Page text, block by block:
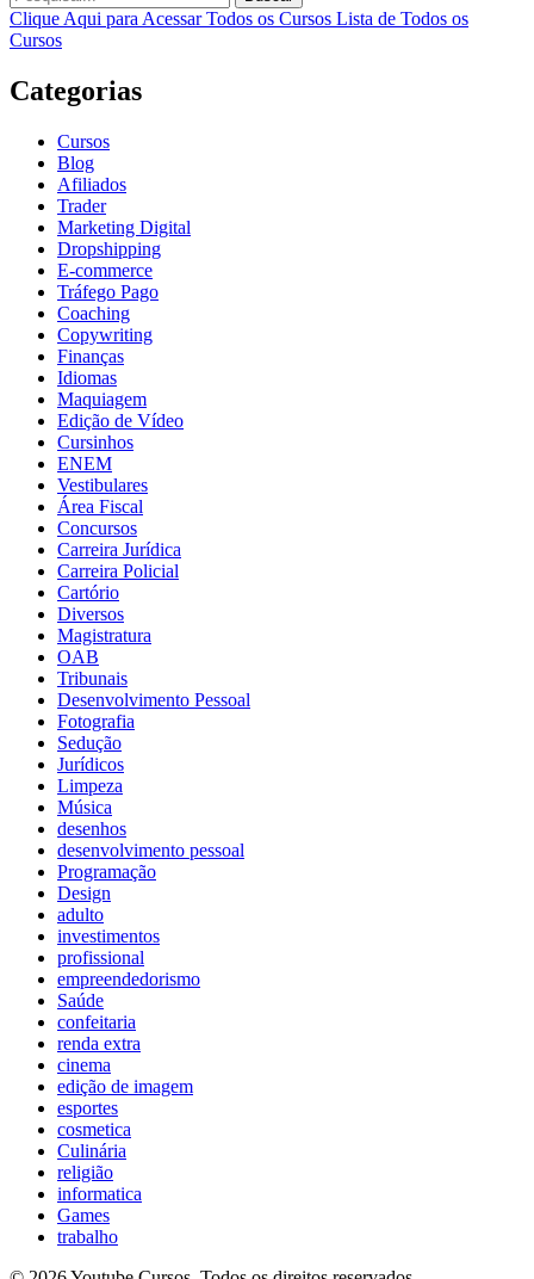
Clique Aqui para Acessar Todos os Cursos Lista de Todos os
Cursos
Categorias
Cursos
Blog
Afiliados
Trader
Marketing Digital
Dropshipping
E-commerce
Tráfego Pago
Coaching
Copywriting
Finanças
Idiomas
Maquiagem
Edição de Vídeo
Cursinhos
ENEM
Vestibulares
Área Fiscal
Concursos
Carreira Jurídica
Carreira Policial
Cartório
Diversos
Magistratura
OAB
Tribunais
Desenvolvimento Pessoal
Fotografia
Sedução
Jurídicos
Limpeza
Música
desenhos
desenvolvimento pessoal
Programação
Design
adulto
investimentos
profissional
empreendedorismo
Saúde
confeitaria
renda extra
cinema
edição de imagem
esportes
cosmetica
Culinária
religião
informatica
Games
trabalho